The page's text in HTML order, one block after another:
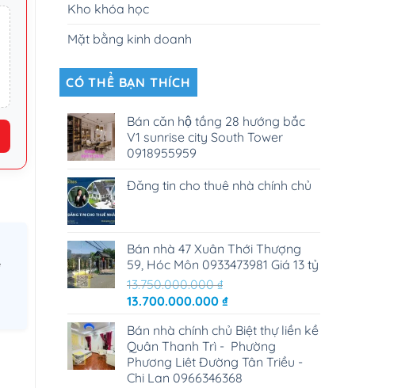
Kho khóa học
Mặt bằng kinh doanh
CÓ THỂ BẠN THÍCH
Bán căn hộ tầng 28 hướng bắc
V1 sunrise city South Tower
0918955959
Đăng tin cho thuê nhà chính chủ
Bán nhà 47 Xuân Thới Thượng
59, Hóc Môn 0933473981 Giá 13 tỷ
13.750.000.000₫
Giá
là:
13.750.000.000 ₫.
13.700.000.000 ₫Giá
tại
là:
13.700.000.000 ₫.
Bán nhà chính chủ Biệt thự liền kề
Quân Thanh Trì - Phường
Phương Liêt Đường Tân Triều -
Chi Lan 0966346368